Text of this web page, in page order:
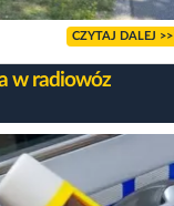
CZYTAJ DALEJ >>
w radiowóz